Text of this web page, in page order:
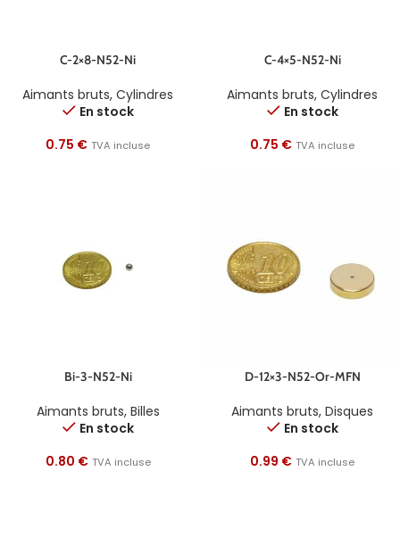
C-2×8-N52-Ni
Aimants bruts, Cylindres
En stock
0.75 € TVA incluse
C-4×5-N52-Ni
Aimants bruts, Cylindres
En stock
0.75 € TVA incluse
Bi-3-N52-Ni
Aimants bruts, Billes
En stock
0.80 € TVA incluse
D-12×3-N52-Or-MFN
Aimants bruts, Disques
En stock
0.99 € TVA incluse